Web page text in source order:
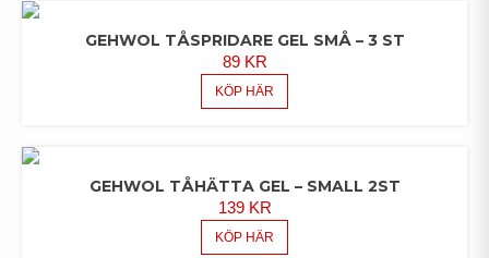
GEHWOL TÅSPRIDARE GEL SMÅ – 3 ST
89 KR
KÖP HÄR
GEHWOL TÅHÄTTA GEL – SMALL 2ST
139 KR
KÖP HÄR